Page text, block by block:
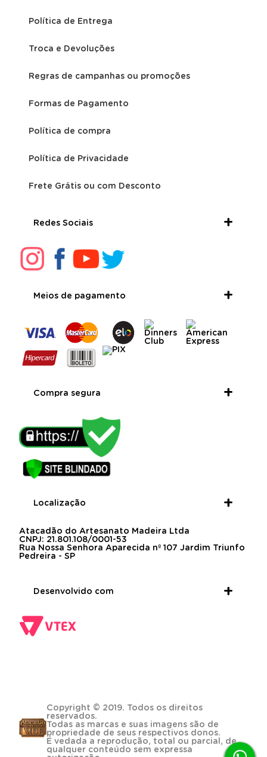
Política de Entrega
Troca e Devoluções
Regras de campanhas ou promoções
Formas de Pagamento
Política de compra
Política de Privacidade
Frete Grátis ou com Desconto
Redes Sociais
Meios de pagamento
Compra segura
Localização
Atacadão do Artesanato Madeira Ltda
CNPJ: 21.801.108/0001-53
Rua Nossa Senhora Aparecida nº 107 Jardim Triunfo
Pedreira - SP
Desenvolvido com
Copyright © 2019. Todos os direitos
reservados.
Todas as marcas e suas imagens são de
propriedade de seus respectivos donos.
É vedada a reprodução, total ou parcial, de
qualquer conteúdo sem expressa